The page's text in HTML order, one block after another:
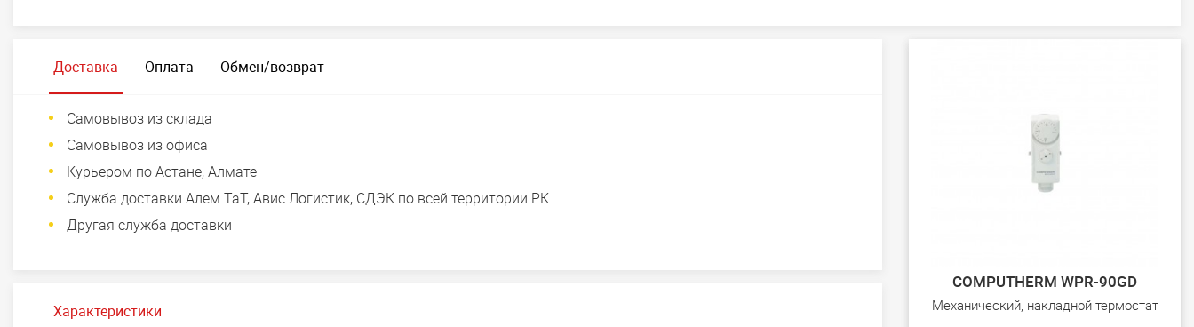
Доставка Оплата Обмен/возврат
Самовывоз из склада
Самовывоз из офиса
Курьером по Астане, Алмате
Служба доставки Алем ТаТ, Авис Логистик, СДЭК по всей территории РК
Другая служба доставки
Характеристики
COMPUTHERM WPR-90GD
Механический, накладной термостат